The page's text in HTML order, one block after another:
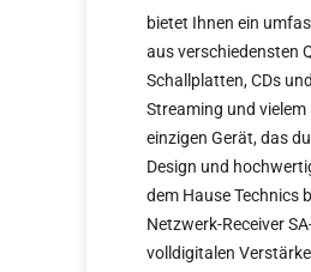
bietet Ihnen ein
aus verschiedensten
Schallplatten, CDs
Streaming und vielem
einzigen Gerät, das
Design und
dem Hause Technics
Netzwerk-Receiver
volldigitalen